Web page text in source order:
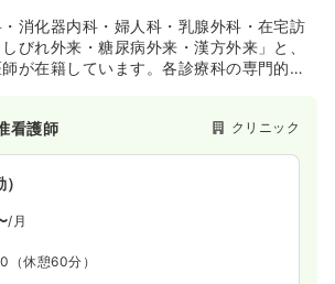
・消化器内科・婦人科・乳腺外科・在宅訪
びれ外来・糖尿病外来・漢方外来」と、
が在籍しています。各診療科の専門的な
看護師 クリニック
/月
（休憩60分）